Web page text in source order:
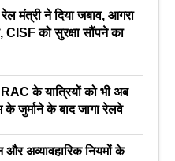
मंत्री ने दिया जबाव, आगरा
को सुरक्षा सौंपने का
RAC के यात्रियों को भी अब
के जुर्माने के बाद जागा रेलवे
और अव्यावहारिक नियमों के